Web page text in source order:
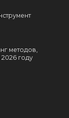
методов,
году